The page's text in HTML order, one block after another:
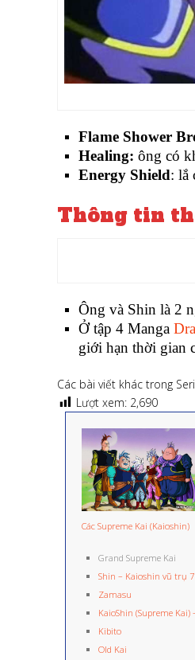
Flame Shower
Healing: ông có
Energy Shield: lắ
Thông tin
Ông và Shin là 2
Ở tập 4 Manga
giới hạn thời gian
Các bài viết khác trong
Lượt xem: 2,690
Các Supreme Kai (Kaioshin)
Grand Supreme Kai
Shin – Kaioshin vũ trụ 7
Zamasu
KaioShin (Supreme Kai)
Kibito
Old Kai